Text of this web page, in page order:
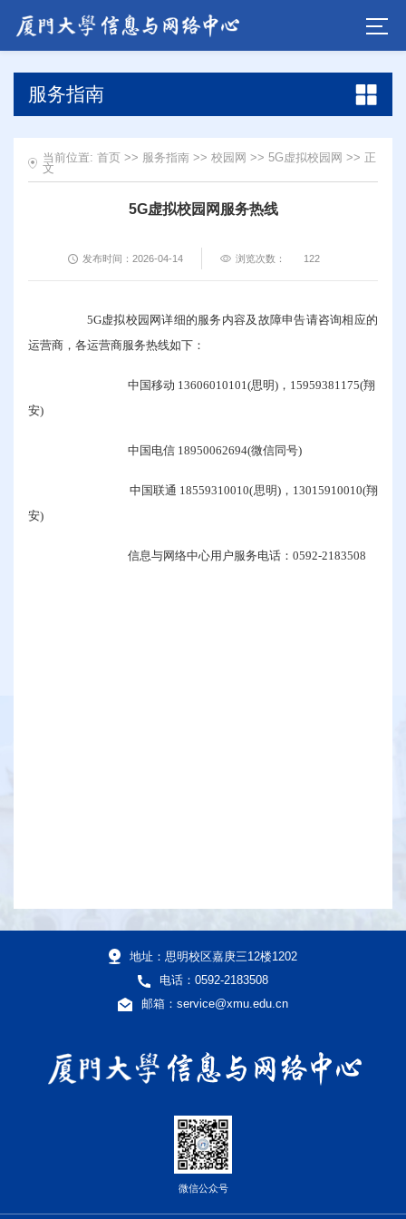
服务指南
当前位置: 首页 >> 服务指南 >> 校园网 >> 5G虚拟校园网 >> 正
文
5G虚拟校园网服务热线
发布时间：2026-04-14 浏览次数： 122
5G虚拟校园网详细的服务内容及故障申告请咨询相应的
运营商，各运营商服务热线如下：
中国移动 13606010101(思明)，15959381175(翔
安)
中国电信 18950062694(微信同号)
中国联通 18559310010(思明)，13015910010(翔
安)
信息与网络中心用户服务电话：0592-2183508
地址：思明校区嘉庚三12楼1202
电话：0592-2183508
邮箱：service@xmu.edu.cn
微信公众号